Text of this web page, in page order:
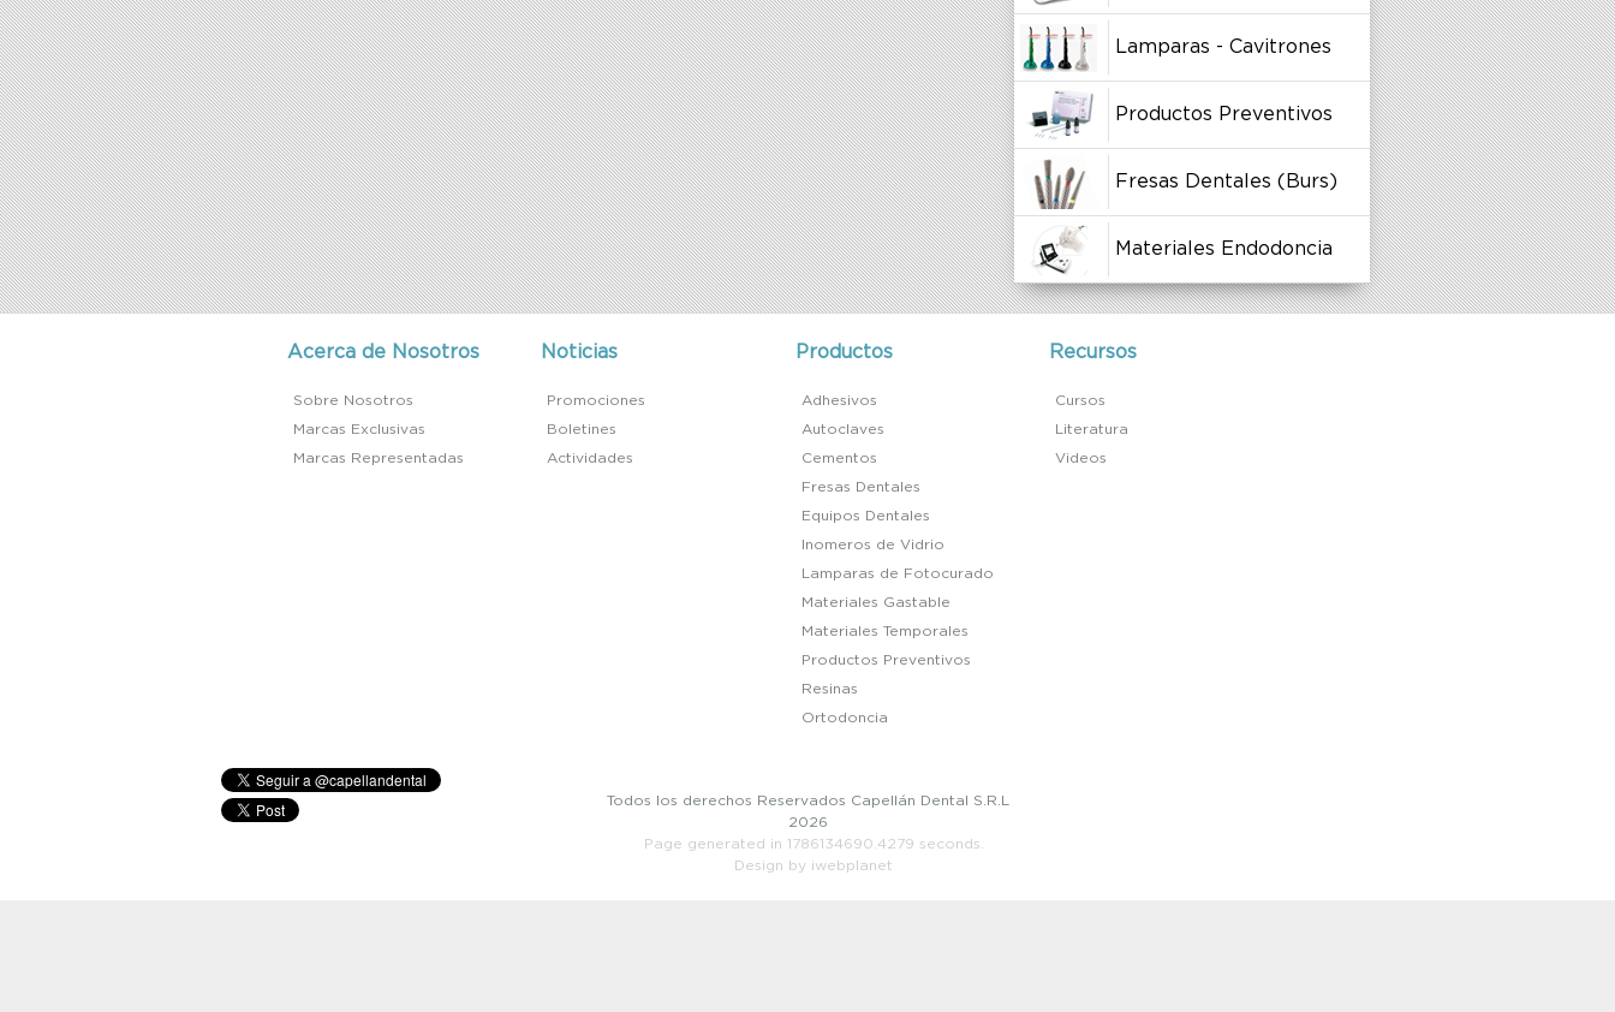
Lamparas - Cavitrones
Productos Preventivos
Fresas Dentales (Burs)
Materiales Endodoncia
Acerca de Nosotros
Sobre Nosotros
Marcas Exclusivas
Marcas Representadas
Noticias
Promociones
Boletines
Actividades
Productos
Adhesivos
Autoclaves
Cementos
Fresas Dentales
Equipos Dentales
Inomeros de Vidrio
Lamparas de Fotocurado
Materiales Gastable
Materiales Temporales
Productos Preventivos
Resinas
Ortodoncia
Recursos
Cursos
Literatura
Videos
Todos los derechos Reservados Capellán Dental S.R.L
2026
Page generated in 1786134690.4279 seconds.
Design by iwebplanet